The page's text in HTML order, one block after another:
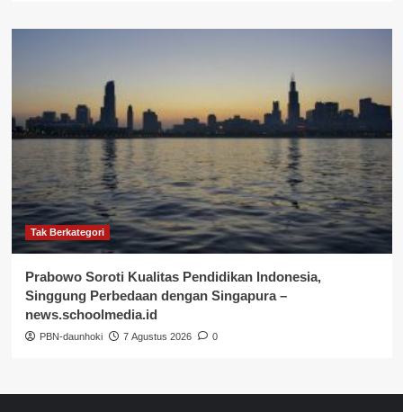
Tak Berkategori
Prabowo Soroti Kualitas Pendidikan Indonesia,
Singgung Perbedaan dengan Singapura –
news.schoolmedia.id
PBN-daunhoki 7 Agustus 2026 0